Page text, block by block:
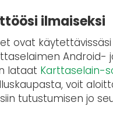
ilmaiseksi
ovat
Android-
lataat Karttaselain-
voit
tutustumisen jo